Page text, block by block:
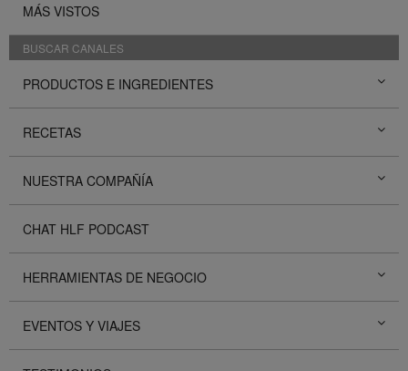
MÁS VISTOS
BUSCAR CANALES
PRODUCTOS E INGREDIENTES
RECETAS
NUESTRA COMPAÑÍA
CHAT HLF PODCAST
HERRAMIENTAS DE NEGOCIO
EVENTOS Y VIAJES